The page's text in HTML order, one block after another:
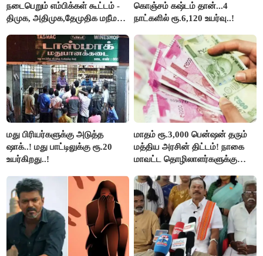
நடைபெறும் எம்பிக்கள் கூட்டம் -
திமுக, அதிமுக,தேமுதிக மநீம
கொஞ்சம் கஷ்டம் தான்...4
நாட்களில் ரூ.6,120 உயர்வு..!
மது பிரியர்களுக்கு அடுத்த
ஷாக்..! மது பாட்டிலுக்கு ரூ.20
உயர்கிறது..!
மாதம் ரூ.3,000 பென்ஷன் தரும்
மத்திய அரசின் திட்டம்! நாகை
மாவட்ட தொழிலாளர்களுக்கு
செய்தி!